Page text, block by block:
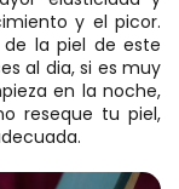
y el picor.
la piel de este
al dia, si es muy
en la noche,
reseque tu piel,